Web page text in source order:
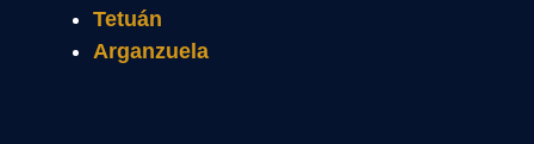
Tetuán
Arganzuela